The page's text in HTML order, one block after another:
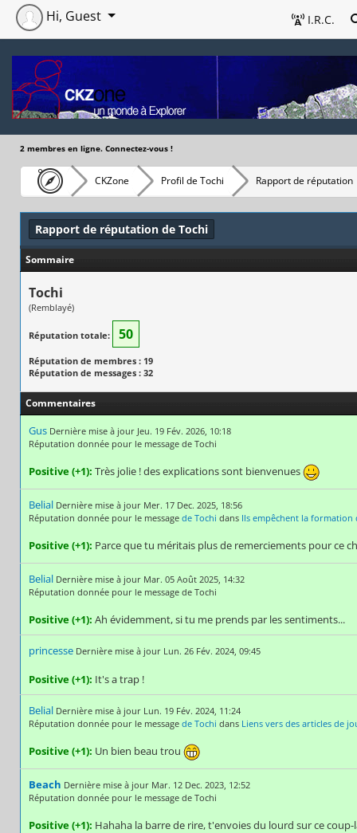
I.R.C.
Hi, Guest
2 membres en ligne. Connectez-vous !
CKZone Profil de Tochi Rapport de réputation
Rapport de réputation de Tochi
Sommaire
Tochi
(Remblayé)
Réputation totale: 50
Réputation de membres : 19
Réputation de messages : 32
Commentaires
Gus Dernière mise à jour Jeu. 19 Fév. 2026, 10:18
Réputation donnée pour le message de Tochi
Positive (+1): Très jolie ! des explications sont bienvenues
Belial Dernière mise à jour Mer. 17 Dec. 2025, 18:56
Réputation donnée pour le message de Tochi dans Ils empêchent la formation
Positive (+1): Parce que tu méritais plus de remerciements pour ce
Belial Dernière mise à jour Mar. 05 Août 2025, 14:32
Réputation donnée pour le message de Tochi
Positive (+1): Ah évidemment, si tu me prends par les sentiments...
princesse Dernière mise à jour Lun. 26 Fév. 2024, 09:45
Positive (+1): It's a trap !
Belial Dernière mise à jour Lun. 19 Fév. 2024, 11:24
Réputation donnée pour le message de Tochi dans Liens vers des articles de
Positive (+1): Un bien beau trou
Beach Dernière mise à jour Mar. 12 Dec. 2023, 12:52
Réputation donnée pour le message de Tochi
Positive (+1): Hahaha la barre de rire, t'envoies du lourd sur ce coup-